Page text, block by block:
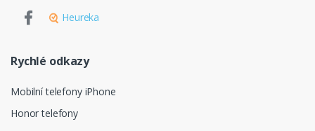
Heureka
Rychlé odkazy
Mobilní telefony iPhone
Honor telefony